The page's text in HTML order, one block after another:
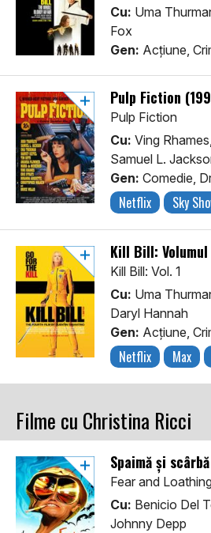
Cu: Uma
Fox
Gen: Acţiune,
Pulp Fiction
Pulp Fiction
Cu: Ving
Samuel L.
Gen: Comedie,
Netflix Sky
Kill Bill:
Kill Bill: Vol. 1
Cu: Uma
Daryl Hannah
Gen: Acţiune,
Netflix Max
Filme cu Christina Ricci
Spaimă și
Fear and
Cu: Benicio Del
Johnny Depp